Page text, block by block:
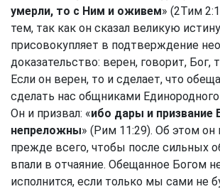
умерли, то с Ним и оживем» (2Тим
тем, так как он сказал великую
присовокупляет в подтверждение
доказательство: верен, говорит, Бог,
Если он верен, то и сделает, что
сделать нас общниками
Он и призвал: «ибо дары и призвание
непреложны» (Рим 11:29). Об этом он
прежде всего, чтобы после сильных
впали в отчаяние. Обещанное Богом
исполнится, если только мы сами не